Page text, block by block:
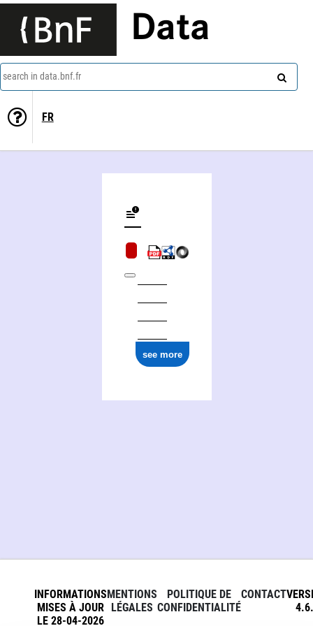
Data
search in data.bnf.fr
FR
see more
INFORMATIONS
MISES À JOUR
LE 28-04-2026
MENTIONS
LÉGALES
POLITIQUE DE
CONFIDENTIALITÉ
CONTACT